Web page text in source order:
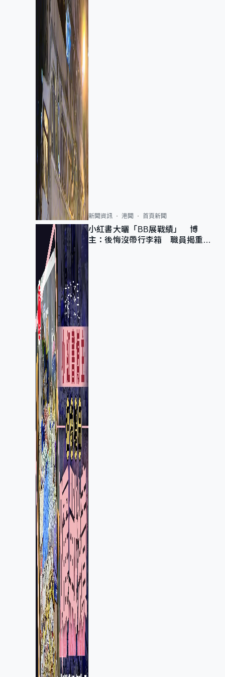
新聞資訊 港聞 首頁新聞
小紅書大曬「BB展戰績」 博
主：後悔沒帶行李箱 職員揭重複